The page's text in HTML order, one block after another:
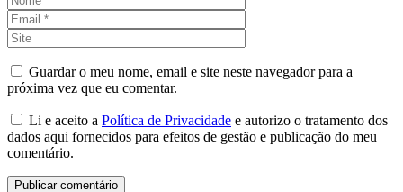
Guardar o meu nome, email e site neste navegador para a
próxima vez que eu comentar.
Li e aceito a Política de Privacidade e autorizo o tratamento dos
dados aqui fornecidos para efeitos de gestão e publicação do meu
comentário.